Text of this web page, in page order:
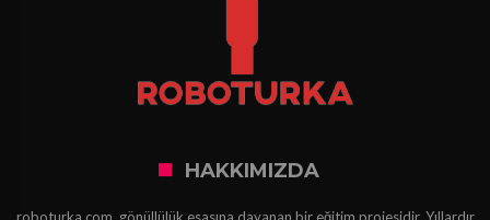
HAKKIMIZDA
roboturka.com, gönüllülük esasına dayanan bir eğitim projesidir. Yıllardır